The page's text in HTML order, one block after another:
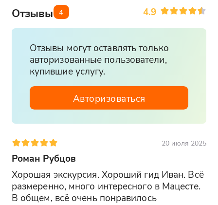
Отзывы 4 4.9
Отзывы могут оставлять только
авторизованные пользователи,
купившие услугу.
Авторизоваться
20 июля 2025
Роман Рубцов
Хорошая экскурсия. Хороший гид Иван. Всё
размеренно, много интересного в Мацесте.
В общем, всё очень понравилось